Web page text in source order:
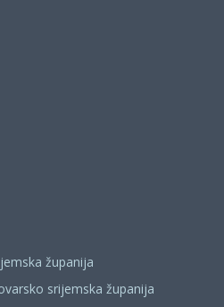
županija
srijemska županija